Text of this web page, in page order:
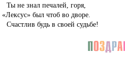
Ты не знал печалей, горя,
«Лексус» был чтоб во дворе.
Счастлив будь в своей судьбе!